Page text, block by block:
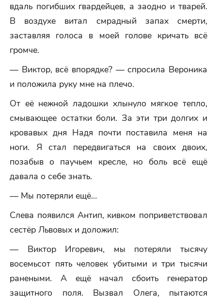
вдаль погибших гвардейцев, а заодно и тварей.
В воздухе витал смрадный запах смерти,
заставляя голоса в моей голове кричать всё
громче.
— Виктор, всё впорядке? — спросила Вероника
и положила руку мне на плечо.
От её нежной ладошки хлынуло мягкое тепло,
смывающее остатки боли. За эти три долгих и
кровавых дня Надя почти поставила меня на
ноги. Я стал передвигаться на своих двоих,
позабыв о паучьем кресле, но боль всё ещё
давала о себе знать.
— Мы потеряли ещё…
Слева появился Антип, кивком поприветствовал
сестёр Львовых и доложил:
— Виктор Игоревич, мы потеряли тысячу
восемьсот пять человек убитыми и три тысячи
ранеными. А ещё начал сбоить генератор
защитного поля. Вызвал Олега, пытаются